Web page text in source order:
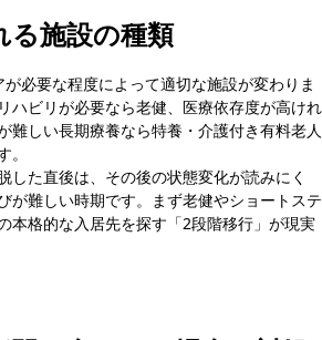
る施設の種類
必要な程度によって適切な施設が変わりま
ハビリが必要なら老健、医療依存度が高けれ
難しい長期療養なら特養・介護付き有料老人
した直後は、その後の状態変化が読みにく
が難しい時期です。まず老健やショートステ
本格的な入居先を探す「2段階移行」が現実